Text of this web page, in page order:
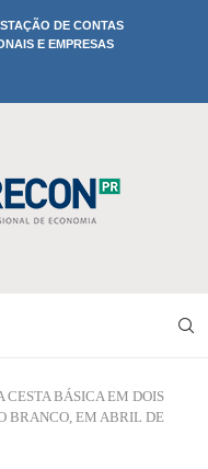
DE CONTAS
E EMPRESAS
CESTA BÁSICA EM DOIS
BRANCO, EM ABRIL DE